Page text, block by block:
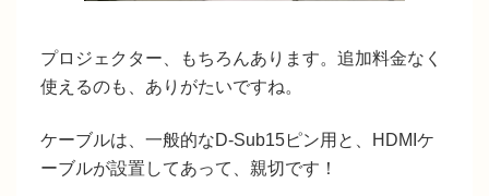
プロジェクター、もちろんあります。追加料金なく
使えるのも、ありがたいですね。
ケーブルは、一般的なD-Sub15ピン用と、HDMIケ
ーブルが設置してあって、親切です！